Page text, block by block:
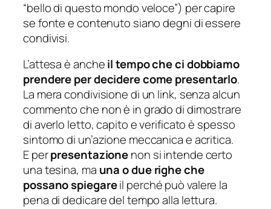
“bello di questo mondo veloce”) per capire
se fonte e contenuto siano degni di essere
condivisi.
L’attesa è ancheil tempo che ci dobbiamo
prendere per decidere come presentarlo.
La mera condivisione di un link, senza alcun
commento che non è in grado di dimostrare
di averlo letto, capito e verificato è spesso
sintomo di un’azione meccanica e acritica.
E perpresentazionenon si intende certo
una tesina, ma una o due righe che
possano spiegareil perché può valere la
pena di dedicare del tempo alla lettura.